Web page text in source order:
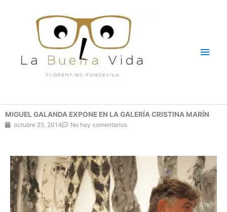
MIGUEL GALANDA EXPONE EN LA GALERÍA CRISTINA MARÍN
octubre 25, 2014 No hay comentarios